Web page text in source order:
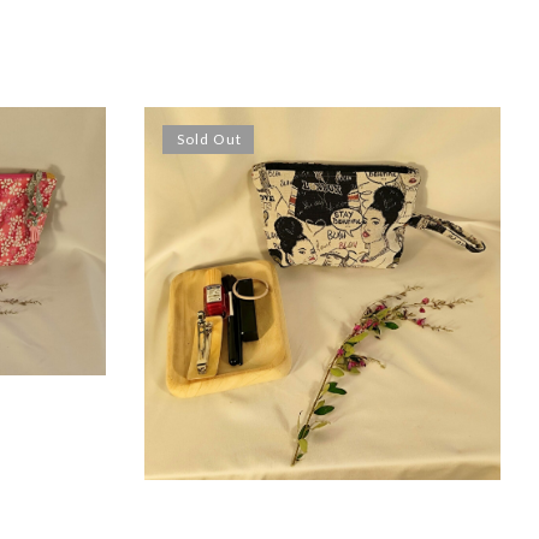
Sold Out
10,00€